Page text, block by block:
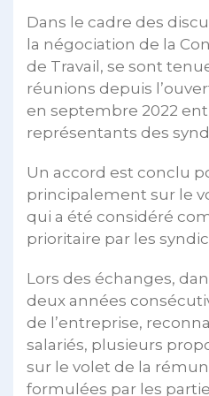
Dans le cadre des
la négociation de la
de Travail, se sont
réunions depuis
en septembre 2022
représentants des
Un accord est conclu
principalement sur le
qui a été considéré
prioritaire par les
Lors des échanges,
deux années
de l’entreprise,
salariés, plusieurs
sur le volet de la
formulées par les